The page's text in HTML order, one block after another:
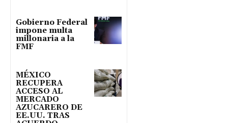
Gobierno Federal
impone multa
millonaria a la
FMF
MÉXICO
RECUPERA
ACCESO AL
MERCADO
AZUCARERO DE
EE.UU. TRAS